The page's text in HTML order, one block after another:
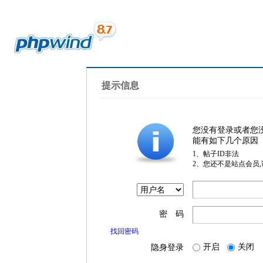
提示信息
您没有登录或者您
能有如下几个原因
1、帖子ID非法
2、您还不是站点会员
密 码
找回密码
隐身登录 开启 关闭